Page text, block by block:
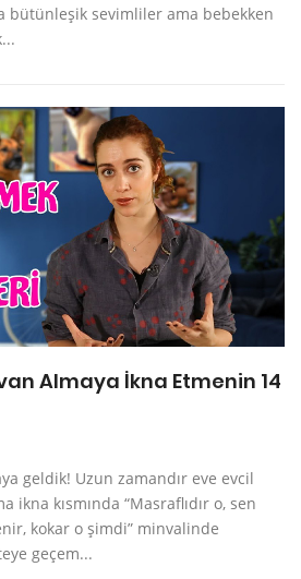
sevimliler ama bebekken
Almaya İkna Etmenin 14
geldik! Uzun zamandır eve evcil
ikna kısmında “Masraflıdır o, sen
kokar o şimdi” minvalinde
geçem...